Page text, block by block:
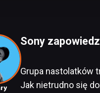
Sony
Grupa nastolatków
Jak nietrudno się